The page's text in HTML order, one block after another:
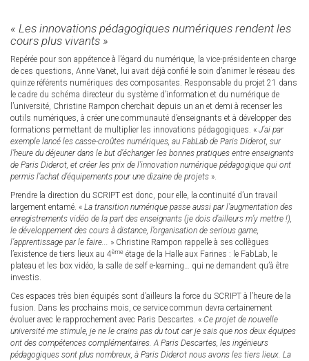
« Les innovations pédagogiques numériques rendent les
cours plus vivants »
Repérée pour son appétence à l’égard du numérique, la vice-présidente en charge
de ces questions, Anne Vanet, lui avait déjà confié le soin d’animer le réseau des
quinze référents numériques des composantes. Responsable du projet 21 dans
le cadre du schéma directeur du système d’information et du numérique de
l’université, Christine Rampon cherchait depuis un an et demi à recenser les
outils numériques, à créer une communauté d’enseignants et à développer des
formations permettant de multiplier les innovations pédagogiques. « J’ai par
exemple lancé les casse-croûtes numériques, au FabLab de Paris Diderot, sur
l’heure du déjeuner dans le but d’échanger les bonnes pratiques entre enseignants
de Paris Diderot, et créer les prix de l’innovation numérique pédagogique qui ont
permis l’achat d’équipements pour une dizaine de projets ».
Prendre la direction du SCRIPT est donc, pour elle, la continuité d’un travail
largement entamé. « La transition numérique passe aussi par l’augmentation des
enregistrements vidéo de la part des enseignants (je dois d’ailleurs m’y mettre !),
le développement des cours à distance, l’organisation de serious game,
l’apprentissage par le faire... » Christine Rampon rappelle à ses collègues
l’existence de tiers lieux au 4ème étage de la Halle aux Farines : le FabLab, le
plateau et les box vidéo, la salle de self e-learning… qui ne demandent qu’à être
investis.
Ces espaces très bien équipés sont d’ailleurs la force du SCRIPT à l’heure de la
fusion. Dans les prochains mois, ce service commun devra certainement
évoluer avec le rapprochement avec Paris Descartes. « Ce projet de nouvelle
université me stimule, je ne le crains pas du tout car je sais que nos deux équipes
ont des compétences complémentaires. A Paris Descartes, les ingénieurs
pédagogiques sont plus nombreux, à Paris Diderot nous avons les tiers lieux. La